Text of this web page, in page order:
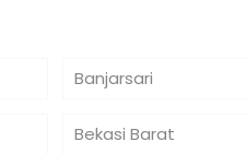
Banjarsari
Bekasi Barat